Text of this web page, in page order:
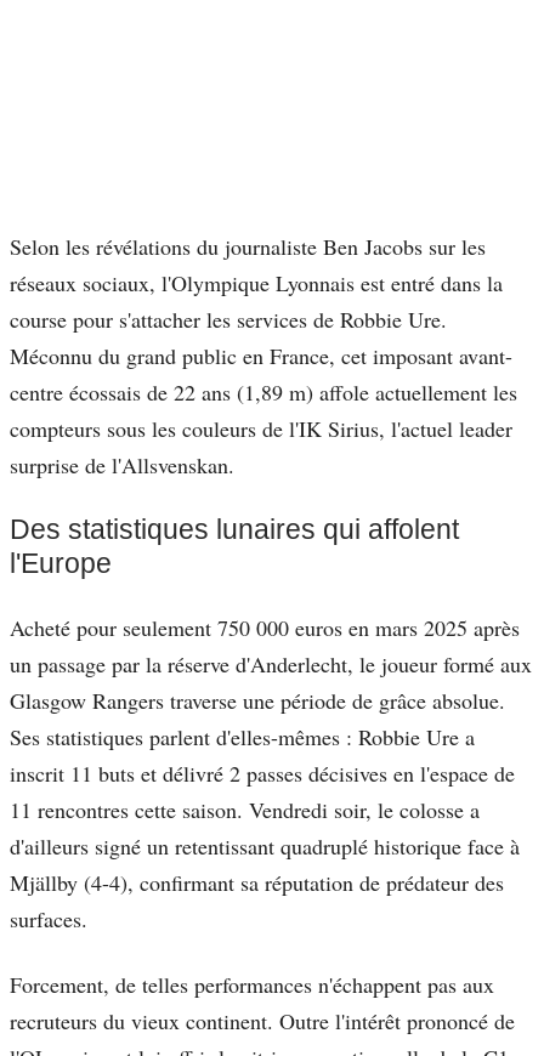
Selon les révélations du journaliste Ben Jacobs sur les
réseaux sociaux, l'Olympique Lyonnais est entré dans la
course pour s'attacher les services de Robbie Ure.
Méconnu du grand public en France, cet imposant avant-
centre écossais de 22 ans (1,89 m) affole actuellement les
compteurs sous les couleurs de l'IK Sirius, l'actuel leader
surprise de l'Allsvenskan.
Des statistiques lunaires qui affolent
l'Europe
Acheté pour seulement 750 000 euros en mars 2025 après
un passage par la réserve d'Anderlecht, le joueur formé aux
Glasgow Rangers traverse une période de grâce absolue.
Ses statistiques parlent d'elles-mêmes : Robbie Ure a
inscrit 11 buts et délivré 2 passes décisives en l'espace de
11 rencontres cette saison. Vendredi soir, le colosse a
d'ailleurs signé un retentissant quadruplé historique face à
Mjällby (4-4), confirmant sa réputation de prédateur des
surfaces.
Forcement, de telles performances n'échappent pas aux
recruteurs du vieux continent. Outre l'intérêt prononcé de